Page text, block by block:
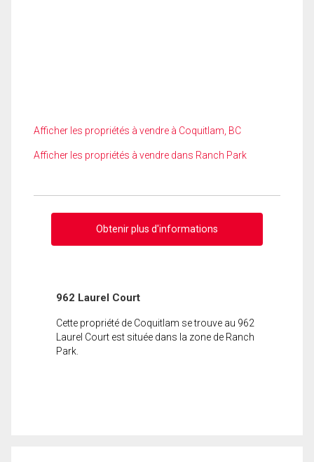
Afficher les propriétés à vendre à Coquitlam, BC
Afficher les propriétés à vendre dans Ranch Park
Obtenir plus d'informations
962 Laurel Court
Cette propriété de Coquitlam se trouve au 962
Laurel Court est située dans la zone de Ranch
Park.